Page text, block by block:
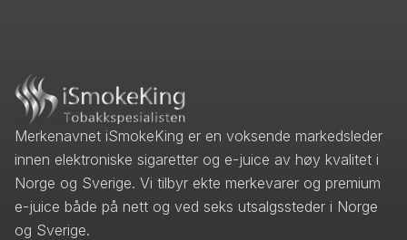
Merkenavnet iSmokeKing er en voksende markedsleder
innen elektroniske sigaretter og e-juice av høy kvalitet i
Norge og Sverige. Vi tilbyr ekte merkevarer og premium
e-juice både på nett og ved seks utsalgssteder i Norge
og Sverige.